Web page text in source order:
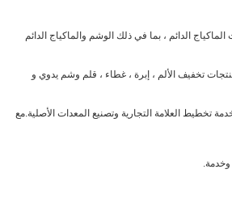
الدائم ، بما في ذلك الوشم والماكياج الدائم
تخفيف الألم ، إبرة ، غطاء ، قلم وشم يدوي و
تخطيط العلامة التجارية وتصنيع المعدات الأصلية.مع